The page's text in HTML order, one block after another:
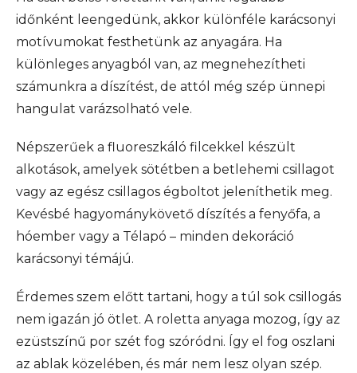
időnként leengedünk, akkor különféle karácsonyi
motívumokat festhetünk az anyagára. Ha
különleges anyagból van, az megnehezítheti
számunkra a díszítést, de attól még szép ünnepi
hangulat varázsolható vele.
Népszerűek a fluoreszkáló filcekkel készült
alkotások, amelyek sötétben a betlehemi csillagot
vagy az egész csillagos égboltot jeleníthetik meg.
Kevésbé hagyománykövető díszítés a fenyőfa, a
hóember vagy a Télapó – minden dekoráció
karácsonyi témájú.
Érdemes szem előtt tartani, hogy a túl sok csillogás
nem igazán jó ötlet. A roletta anyaga mozog, így az
ezüstszínű por szét fog szóródni. Így el fog oszlani
az ablak közelében, és már nem lesz olyan szép.